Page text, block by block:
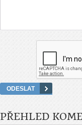
PŘEHLED